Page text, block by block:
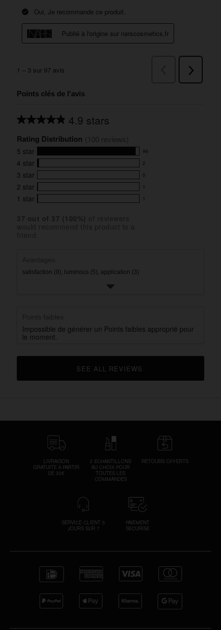
Points clés de l'avis
4.9 stars
Average
for
this
product:
4.9
out
of
5
stars
Rating Distribution
5 star 96
96
reviews
with
5
star
rating.
4 star 2
2
reviews
with
4
3 star 0
0
reviews
with
2 star 1
1
reviews
1 star 1
1
satisfaction (9), luminous (5), application (3)
Impossible de générer un Points faibles approprié pour
le moment.
CLICK TO GO TO ALL REVIEWS
LIVRAISON
GRATUITE À PARTIR
DE 30€
2 ÉCHANTILLONS
AU CHOIX POUR
TOUTES LES
COMMANDES
RETOURS OFFERTS
SERVICE CLIENT 5
JOURS SUR 7
PAIEMENT
SÉCURISÉ